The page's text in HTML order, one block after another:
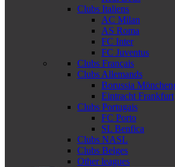
Clubs Italiens
AC Milan
AS Roma
FC Inter
FC Juventus
Clubs Français
Clubs Allemands
Borussia
Eintracht Frankfurt
Clubs Portugais
FC Porto
SL Benfica
Clubs NASL
Clubs Belges
Other leagues